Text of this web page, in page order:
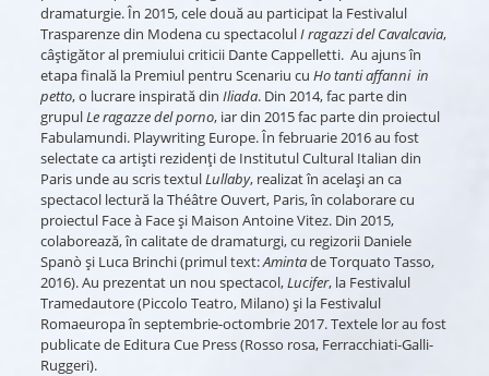
dramaturgie. În 2015, cele două au participat la Festivalul
Trasparenze din Modena cu spectacolulI ragazzi del Cavalcavia,
câștigător al premiului criticii Dante Cappelletti. Au ajuns în
etapa finală la Premiul pentru Scenariu cu Ho tanti affanni in
petto, o lucrare inspirată din Iliada. Din 2014, fac parte din
grupulLe ragazze del porno, iar din 2015 fac parte din proiectul
Fabulamundi. Playwriting Europe. În februarie 2016 au fost
selectate ca artiști rezidenți de Institutul Cultural Italian din
Paris unde au scris textulLullaby, realizat în același an ca
spectacol lectură la Théâtre Ouvert, Paris, în colaborare cu
proiectul Face à Face și Maison Antoine Vitez. Din 2015,
colaborează, în calitate de dramaturgi, cu regizorii Daniele
Spanò și Luca Brinchi (primul text:Amintade Torquato Tasso,
2016). Au prezentat un nou spectacol,Lucifer, la Festivalul
Tramedautore (Piccolo Teatro, Milano) și la Festivalul
Romaeuropa în septembrie-octombrie 2017. Textele lor au fost
publicate de Editura Cue Press (Rosso rosa, Ferracchiati-Galli-
Ruggeri).